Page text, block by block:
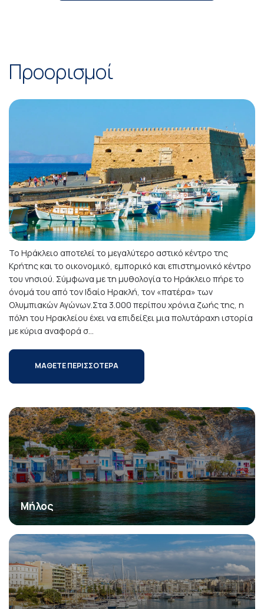
Προορισμοί
Το Ηράκλειο αποτελεί το μεγαλύτερο αστικό κέντρο της
Κρήτης και το οικονομικό, εμπορικό και επιστημονικό κέντρο
του νησιού. Σύμφωνα με τη μυθολογία το Ηράκλειο πήρε το
όνομά του από τον Ιδαίο Ηρακλή, τον «πατέρα» των
Ολυμπιακών Αγώνων.Στα 3.000 περίπου χρόνια ζωής της, η
πόλη του Ηρακλείου έχει να επιδείξει μια πολυτάραχη ιστορία
με κύρια αναφορά σ...
ΜΑΘΕΤΕ ΠΕΡΙΣΣΟΤΕΡΑ
Μήλος